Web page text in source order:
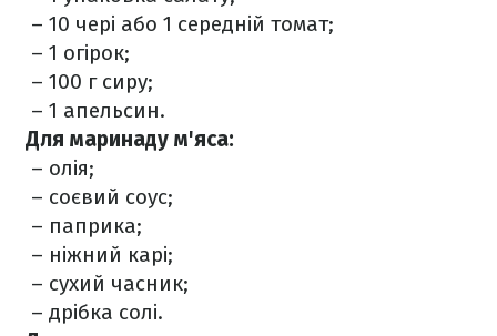
– 10 чері або 1 середній томат;
– 1 огірок;
– 100 г сиру;
– 1 апельсин.
Для маринаду м'яса:
– олія;
– соєвий соус;
– паприка;
– ніжний карі;
– сухий часник;
– дрібка солі.